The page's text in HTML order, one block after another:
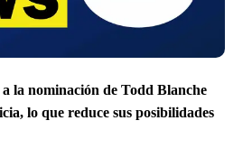
la nominación de Todd Blanche
lo que reduce sus posibilidades